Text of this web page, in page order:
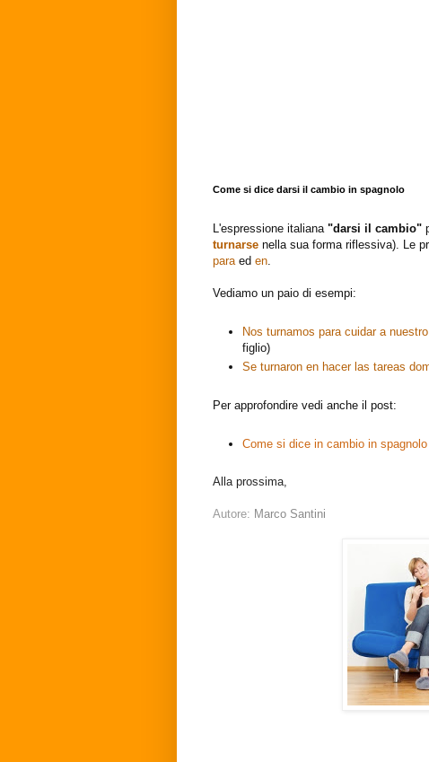
Come si dice darsi il cambio in spagnolo
L'espressione italiana "darsi il cambio"
turnarse nella sua forma riflessiva). Le
para ed en.
Vediamo un paio di esempi:
Nos turnamos para cuidar a
figlio)
Se turnaron en hacer las tareas
Per approfondire vedi anche il post:
Come si dice in cambio in spagnolo
Alla prossima,
Autore: Marco Santini